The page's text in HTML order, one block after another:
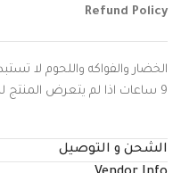
Refund Policy
الخضار والفواكه واللحوم لا
9 ساعات اذا لم يتعرض المنتج للتلف
الشحن و التوصيل